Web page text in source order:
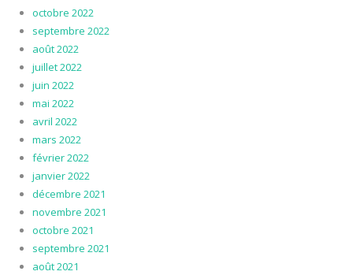
octobre 2022
septembre 2022
août 2022
juillet 2022
juin 2022
mai 2022
avril 2022
mars 2022
février 2022
janvier 2022
décembre 2021
novembre 2021
octobre 2021
septembre 2021
août 2021